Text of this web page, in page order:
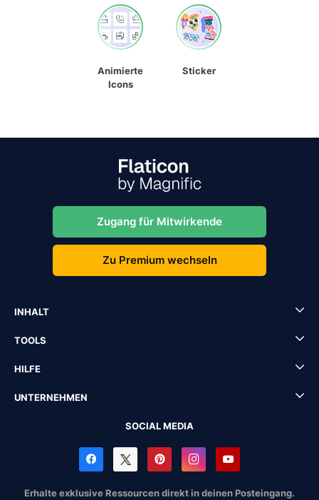
Animierte
Icons
Sticker
Zugang für Mitwirkende
Zu Premium wechseln
INHALT
TOOLS
HILFE
UNTERNEHMEN
SOCIAL MEDIA
Erhalte exklusive Ressourcen direkt in deinen Posteingang.